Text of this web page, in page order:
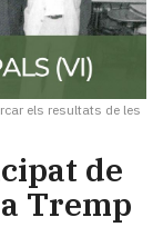
els resultats de les
de
Tremp